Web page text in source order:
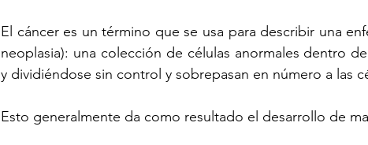
El cáncer es un término que se usa para describir una
neoplasia): una colección de células anormales dentro
y dividiéndose sin control y sobrepasan en número a las
Esto generalmente da como resultado el desarrollo de